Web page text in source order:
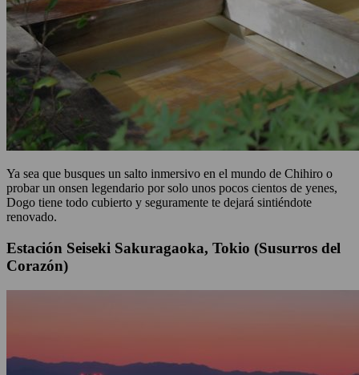
Ya sea que busques un salto inmersivo en el mundo de Chihiro o
probar un onsen legendario por solo unos pocos cientos de yenes,
Dogo tiene todo cubierto y seguramente te dejará sintiéndote
renovado.
Estación Seiseki Sakuragaoka, Tokio (Susurros del
Corazón)